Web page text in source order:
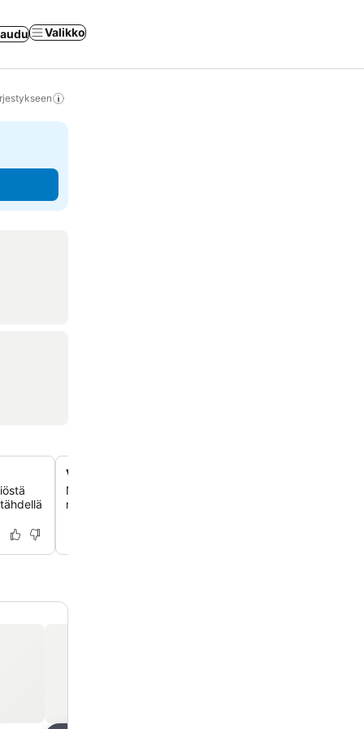
Valikko
Viisitoista makean veden uima-allasta
Nauti runsaasta tilasta ja rauhasta 15 makean veden
mikä takaa rentouttavan kokemuksen kaikille vieraille.